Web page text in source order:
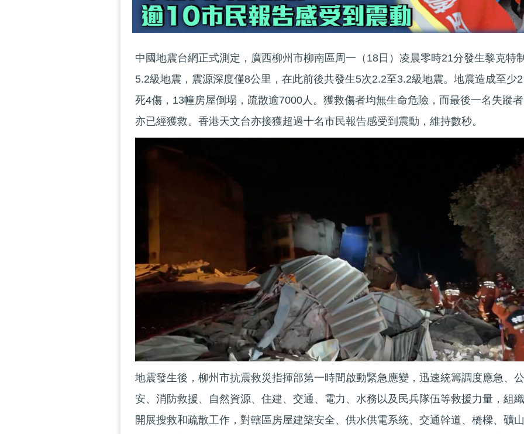
中國地震台網正式測定，廣西柳州市柳南區周一（18日）凌晨零時21分發生黎克特
5.2級地震，震源深度僅8公里，在此前後共發生5次2.2至3.2級地震。地震造成至少2
死4傷，13幢房屋倒塌，疏散逾7000人。獲救傷者均無生命危險，而最後一名失蹤者
亦已經獲救。香港天文台亦接獲超過十名市民報告感受到震動，維持數秒。
地震發生後，柳州市抗震救災指揮部第一時間啟動緊急應變，迅速統籌調度應急、公
安、消防救援、自然資源、住建、交通、電力、水務以及民兵隊伍等救援力量，組織
開展搜救和疏散工作，對轄區房屋建築安全、供水供電系統、交通幹道、橋樑、礦山